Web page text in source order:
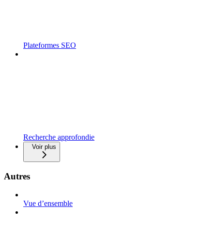
Plateformes SEO
Recherche approfondie
Voir plus
Autres
Vue d’ensemble